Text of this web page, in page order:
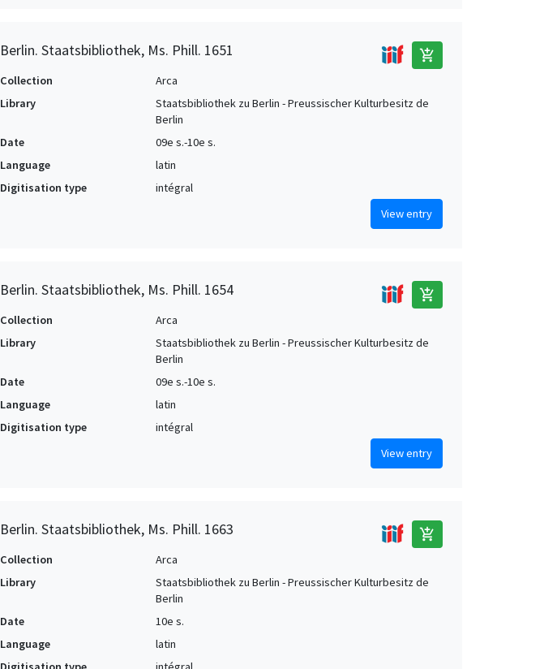
Berlin. Staatsbibliothek, Ms. Phill. 1651 add_shopping_cart
Collection
Arca
Library
Staatsbibliothek zu Berlin - Preussischer Kulturbesitz de
Berlin
Date
09e s.-10e s.
Language
latin
Digitisation type
intégral
View entry
Berlin. Staatsbibliothek, Ms. Phill. 1654 add_shopping_cart
Collection
Arca
Library
Staatsbibliothek zu Berlin - Preussischer Kulturbesitz de
Berlin
Date
09e s.-10e s.
Language
latin
Digitisation type
intégral
View entry
Berlin. Staatsbibliothek, Ms. Phill. 1663 add_shopping_cart
Collection
Arca
Library
Staatsbibliothek zu Berlin - Preussischer Kulturbesitz de
Berlin
Date
10e s.
Language
latin